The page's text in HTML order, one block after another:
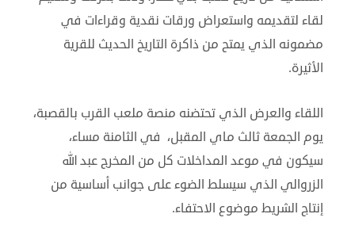
لقاء لتقديمه واستعراض ورقات نقدية وقراءات في
مضمونه الذي يمتح من ذاكرة التاريخ الحديث للقرية
الأثيرة.
اللقاء والعرض الذي تحتضنه منصة ملعب القرب بالقصبة،
يوم الجمعة ثالث ماي المقبل، في الثامنة مساء،
سيكون في موعد المداخلات كل من المخرج عبد الله
الزروالي الذي سيسلط الضوء على جوانب أساسية من
إنتاج الشريط موضوع الاحتفاء.